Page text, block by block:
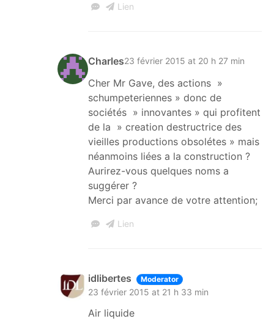
Lien
Charles23 février 2015 at 20 h 27 min
Cher Mr Gave, des actions »
schumpeteriennes » donc de
sociétés » innovantes » qui profitent
de la » creation destructrice des
vieilles productions obsolétes » mais
néanmoins liées a la construction ?
Aurirez-vous quelques noms a
suggérer ?
Merci par avance de votre attention;
Lien
idlibertes Moderator
23 février 2015 at 21 h 33 min
Air liquide